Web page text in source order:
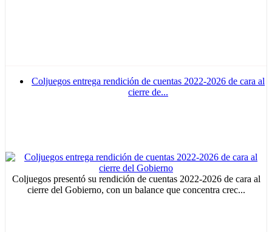
Coljuegos entrega rendición de cuentas 2022-2026 de cara al
cierre de...
Coljuegos presentó su rendición de cuentas 2022-2026 de cara al
cierre del Gobierno, con un balance que concentra crec...